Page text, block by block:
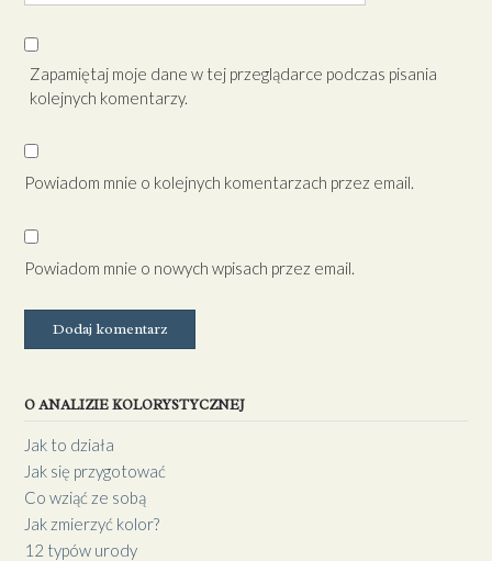
Zapamiętaj moje dane w tej przeglądarce podczas pisania
kolejnych komentarzy.
Powiadom mnie o kolejnych komentarzach przez email.
Powiadom mnie o nowych wpisach przez email.
O ANALIZIE KOLORYSTYCZNEJ
Jak to działa
Jak się przygotować
Co wziąć ze sobą
Jak zmierzyć kolor?
12 typów urody